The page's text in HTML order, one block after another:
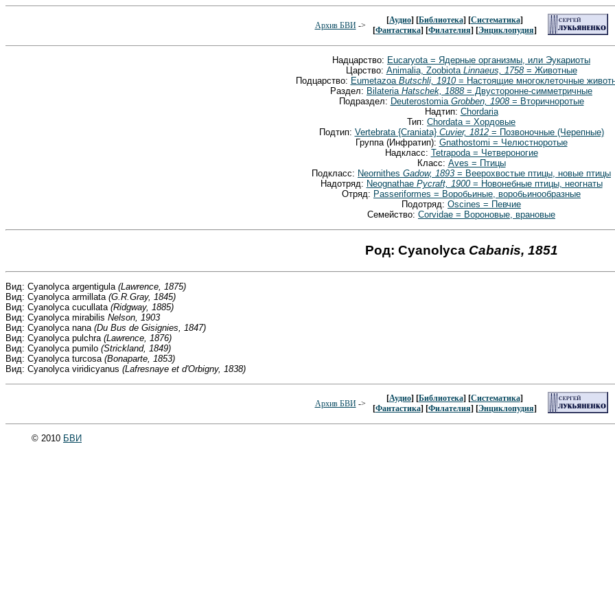
Архив БВИ->
[Аудио] [Библиотека] [Систематика]
[Фантастика] [Филателия] [Энциклопудия]
Надцарство: Eucaryota = Ядерные организмы, или Эукариоты
Царство: Animalia, Zoobiota Linnaeus, 1758= Животные
Подцарство: Eumetazoa Butschli, 1910= Настоящие многоклеточные
Раздел: Bilateria Hatschek, 1888= Двусторонне-симметричные
Подраздел: Deuterostomia Grobben, 1908= Вторичноротые
Надтип: Chordaria
Тип: Chordata = Хордовые
Подтип: Vertebrata {Craniata} Cuvier, 1812= Позвоночные (Черепные)
Группа (Инфратип): Gnathostomi = Челюстноротые
Надкласс: Tetrapoda = Четвероногие
Класс: Aves = Птицы
Подкласс: Neornithes Gadow, 1893 = Веерохвостые птицы, новые птицы
Надотряд: Neognathae Pycraft, 1900= Новонебные птицы, неогнаты
Отряд: Passeriformes = Воробьиные, воробьинообразные
Подотряд: Oscines = Певчие
Семейство: Corvidae = Вороновые, врановые
Род: Cyanolyca Cabanis, 1851
Вид: Cyanolyca argentigula (Lawrence, 1875)
Вид: Cyanolyca armillata (G.R.Gray, 1845)
Вид: Cyanolyca cucullata (Ridgway, 1885)
Вид: Cyanolyca mirabilis Nelson, 1903
Вид: Cyanolyca nana (Du Bus de Gisignies, 1847)
Вид: Cyanolyca pulchra (Lawrence, 1876)
Вид: Cyanolyca pumilo (Strickland, 1849)
Вид: Cyanolyca turcosa (Bonaparte, 1853)
Вид: Cyanolyca viridicyanus (Lafresnaye et d'Orbigny, 1838)
Архив БВИ->
[Аудио] [Библиотека] [Систематика]
[Фантастика] [Филателия] [Энциклопудия]
© 2010 БВИ